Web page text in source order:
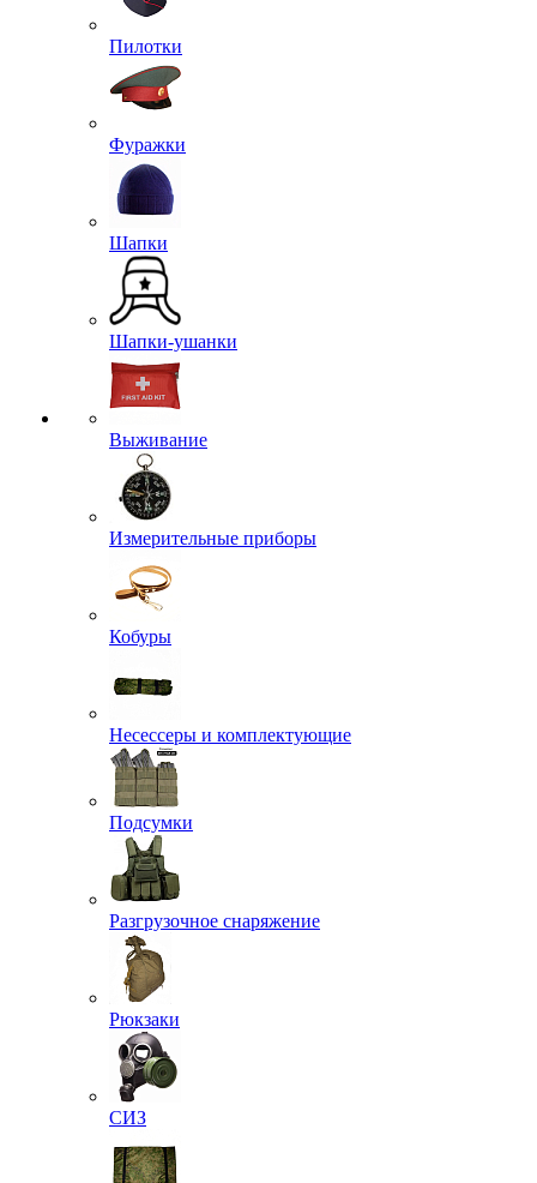
Пилотки
Фуражки
Шапки
Шапки-ушанки
Выживание
Измерительные приборы
Кобуры
Несессеры и комплектующие
Подсумки
Разгрузочное снаряжение
Рюкзаки
СИЗ